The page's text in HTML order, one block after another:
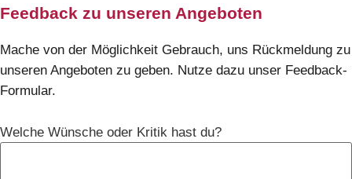
Feedback zu unseren Angeboten
Mache von der Möglichkeit Gebrauch, uns Rückmeldung zu
unseren Angeboten zu geben. Nutze dazu unser Feedback-
Formular.
Welche Wünsche oder Kritik hast du?